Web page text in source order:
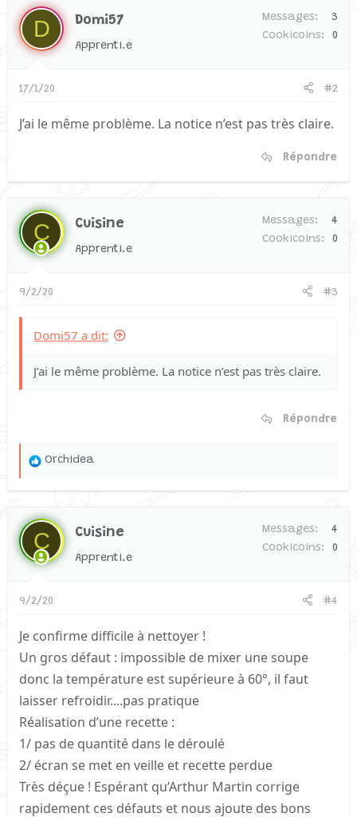
D Domi57
Apprenti.e
Messages
3
Cookicoins
0
17/1/20 #2
J’ai le même problème. La notice n’est pas très claire.
Répondre
C Cuisine
Apprenti.e
Messages
4
Cookicoins
0
9/2/20 #3
Domi57 a dit:
J’ai le même problème. La notice n’est pas très claire.
Répondre
L
r
é
a
c
i
n
s
:
Orchidea
C Cuisine
Apprenti.e
Messages
4
Cookicoins
0
9/2/20 #4
Je confirme difficile à nettoyer !
Un gros défaut : impossible de mixer une soupe
donc la température est supérieure à 60°, il faut
laisser refroidir....pas pratique
Réalisation d’une recette :
1/ pas de quantité dans le déroulé
2/ écran se met en veille et recette perdue
Très déçue ! Espérant qu’Arthur Martin corrige
rapidement ces défauts et nous ajoute des bons